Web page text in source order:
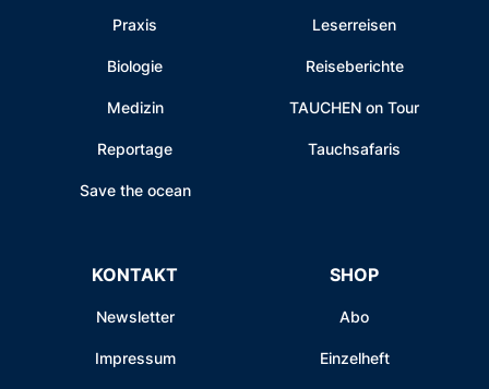
Praxis
Biologie
Medizin
Reportage
Save the ocean
Leserreisen
Reiseberichte
TAUCHEN on Tour
Tauchsafaris
KONTAKT
Newsletter
Impressum
SHOP
Abo
Einzelheft